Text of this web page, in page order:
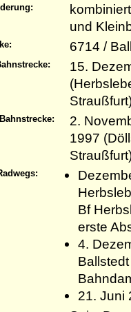
und
6714 /
15.
2.
1997
Bf
erste
4.
21. Juni